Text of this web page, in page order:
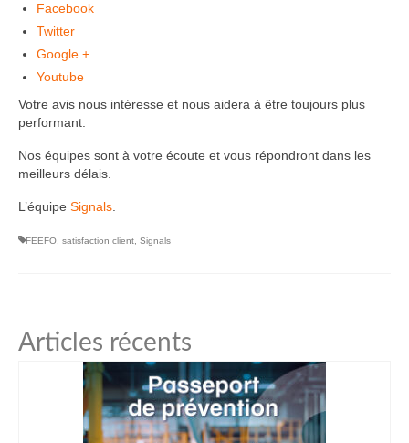
Facebook
Twitter
Google +
Youtube
Votre avis nous intéresse et nous aidera à être toujours plus
performant.
Nos équipes sont à votre écoute et vous répondront dans les
meilleurs délais.
L’équipe Signals
FEEFO satisfaction client Signals
Articles récents